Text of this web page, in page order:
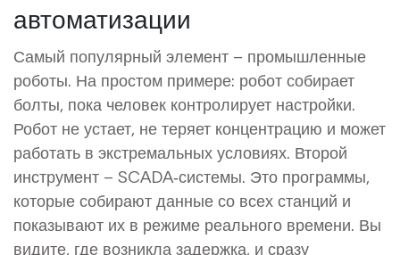
автоматизации
Самый популярный элемент – промышленные
роботы. На простом примере: робот собирает
болты, пока человек контролирует настройки.
Робот не устает, не теряет концентрацию и может
работать в экстремальных условиях. Второй
инструмент – SCADA‑системы. Это программы,
которые собирают данные со всех станций и
показывают их в режиме реального времени. Вы
видите, где возникла задержка, и сразу